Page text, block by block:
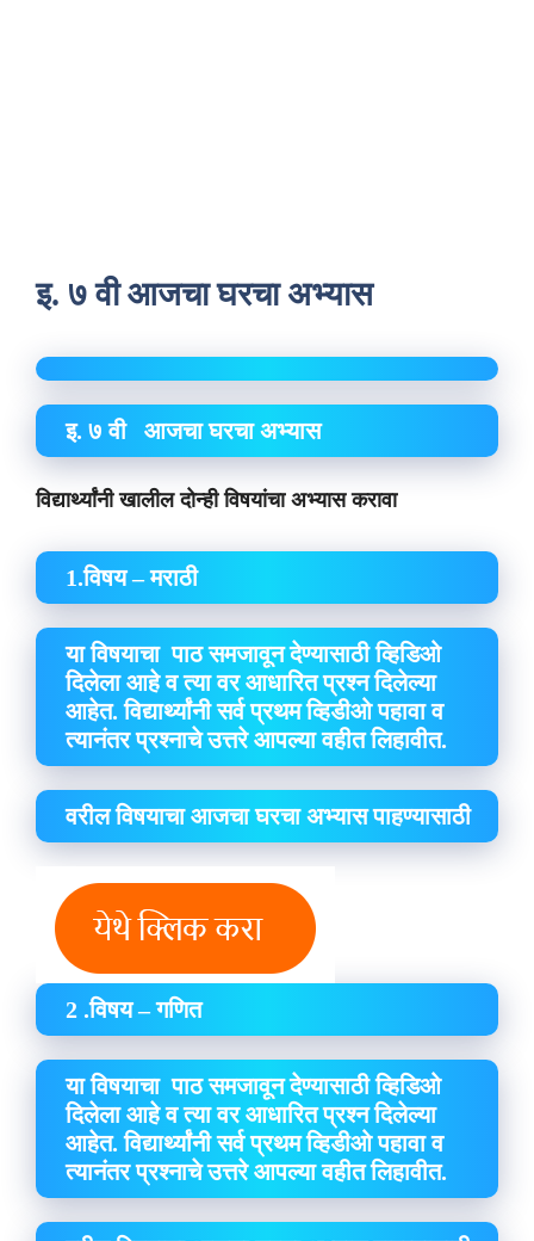
इ. ७ वी आजचा घरचा अभ्यास
इ. ७ वी आजचा घरचा अभ्यास
विद्यार्थ्यांनी खालील दोन्ही विषयांचा अभ्यास करावा
1.विषय – मराठी
या विषयाचा पाठ समजावून देण्यासाठी व्हिडिओ
दिलेला आहे व त्या वर आधारित प्रश्न दिलेल्या
आहेत. विद्यार्थ्यांनी सर्व प्रथम व्हिडीओ पहावा व
त्यानंतर प्रश्नाचे उत्तरे आपल्या वहीत लिहावीत.
वरील विषयाचा आजचा घरचा अभ्यास पाहण्यासाठी
2 .विषय – गणित
या विषयाचा पाठ समजावून देण्यासाठी व्हिडिओ
दिलेला आहे व त्या वर आधारित प्रश्न दिलेल्या
आहेत. विद्यार्थ्यांनी सर्व प्रथम व्हिडीओ पहावा व
त्यानंतर प्रश्नाचे उत्तरे आपल्या वहीत लिहावीत.